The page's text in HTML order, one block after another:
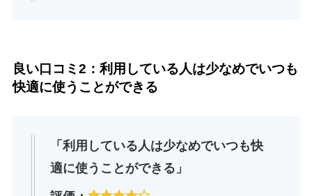
良い口コミ2：利用している人は少なめでいつも
快適に使うことができる
「利用している人は少なめでいつも快
適に使うことができる」